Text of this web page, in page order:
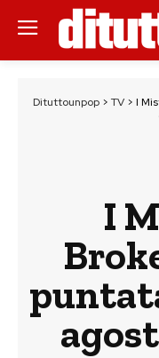
Dituttounpop> TV> I
I